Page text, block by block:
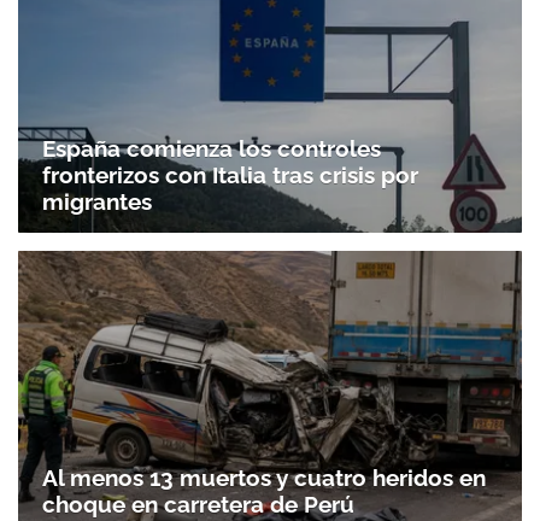
España comienza los controles
fronterizos con Italia tras crisis por
migrantes
Al menos 13 muertos y cuatro heridos en
choque en carretera de Perú